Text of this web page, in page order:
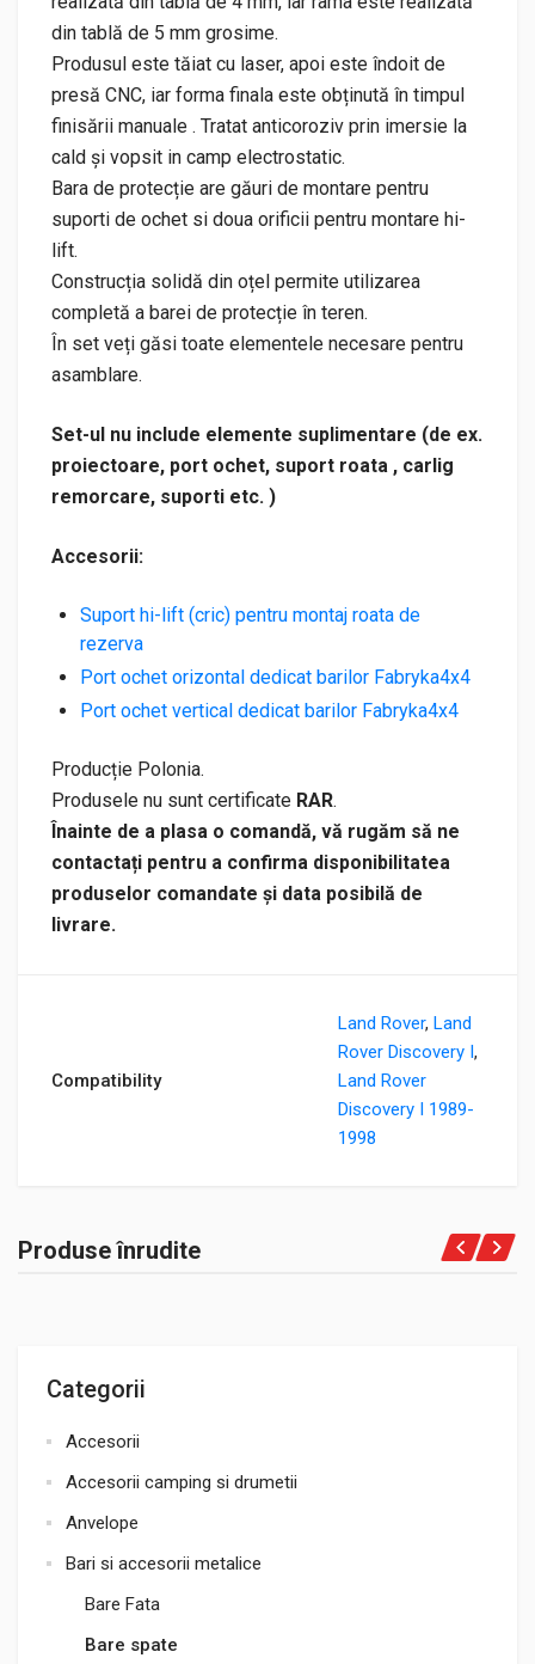
Categorii
Accesorii
Accesorii camping si drumetii
Anvelope
Bari si accesorii metalice
Bare Fata
Bare spate
din tablă de 5 mm grosime.
Produsul este tăiat cu laser, apoi este îndoit de
presă CNC, iar forma finala este obținută în timpul
finisării manuale . Tratat anticoroziv prin imersie la
cald și vopsit in camp electrostatic.
Bara de protecție are găuri de montare pentru
suporti de ochet si doua orificii pentru montare hi-
lift.
Construcția solidă din oțel permite utilizarea
completă a barei de protecție în teren.
În set veți găsi toate elementele necesare pentru
asamblare.
Set-ul nu include elemente suplimentare (de ex.
proiectoare, port ochet, suport roata , carlig
remorcare, suporti etc. )
Accesorii:
Suport hi-lift (cric) pentru montaj roata de
rezerva
Port ochet orizontal dedicat barilor Fabryka4x4
Port ochet vertical dedicat barilor Fabryka4x4
Producție Polonia.
Produsele nu sunt certificate RAR.
Înainte de a plasa o comandă, vă rugăm să ne
contactați pentru a confirma disponibilitatea
produselor comandate și data posibilă de
livrare.
Compatibility
Land Rover, Land
Rover Discovery I,
Land Rover
Discovery I 1989-
1998
Produse înrudite